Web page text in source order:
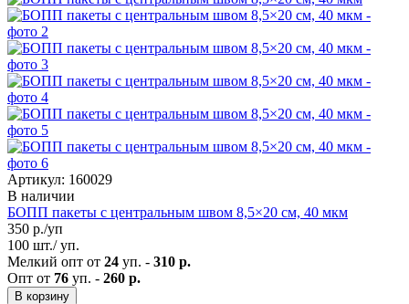
Артикул: 160029
В наличии
БОПП пакеты с центральным швом 8,5×20 см, 40 мкм
350 р./уп
100 шт./ уп.
Мелкий опт от 24 уп. - 310 р.
Опт от 76 уп. - 260 р.
В корзину